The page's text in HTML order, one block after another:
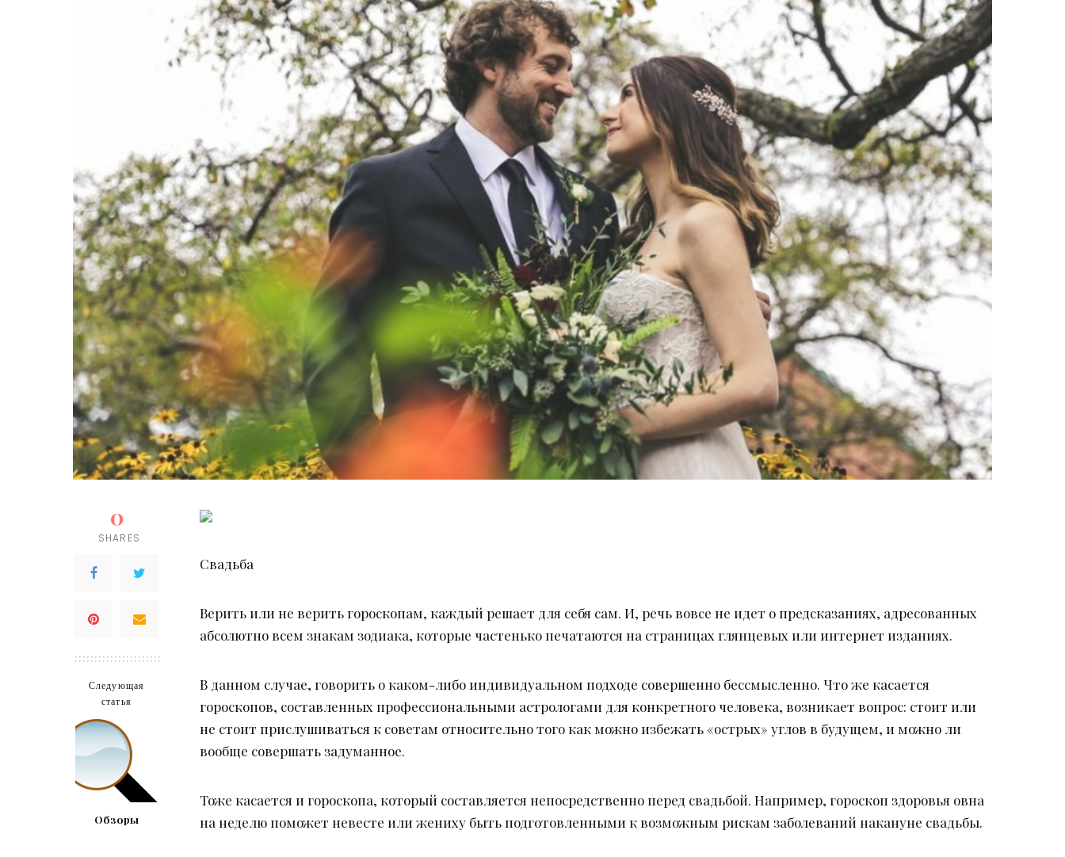
0
SHARES
Следующая
статья
Обзоры
Свадьба
Верить или не верить гороскопам, каждый решает для себя сам. И, речь вовсе не идет о предсказаниях, адресованных
абсолютно всем знакам зодиака, которые частенько печатаются на страницах глянцевых или интернет изданиях.
В данном случае, говорить о каком-либо индивидуальном подходе совершенно бессмысленно. Что же касается
гороскопов, составленных профессиональными астрологами для конкретного человека, возникает вопрос: стоит или
не стоит прислушиваться к советам относительно того как можно избежать «острых» углов в будущем, и можно ли
вообще совершать задуманное.
Тоже касается и гороскопа, который составляется непосредственно перед свадьбой. Например, гороскоп здоровья овна
на неделю поможет невесте или жениху быть подготовленными к возможным рискам заболеваний накануне свадьбы.